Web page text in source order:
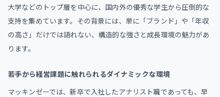
大学などのトップ層を中心に、国内外の優秀な学生から圧倒的な
支持を集めています。その背景には、単に「ブランド」や「年収
の高さ」だけでは語れない、構造的な強さと成長環境の魅力があ
ります。
若手から経営課題に触れられるダイナミックな環境
マッキンゼーでは、新卒で入社したアナリスト職であっても、早